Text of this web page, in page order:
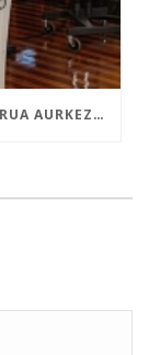
“BILBON DABIL GABRIEL ARESTI” LIBURUA AURKEZTU DA GAUR